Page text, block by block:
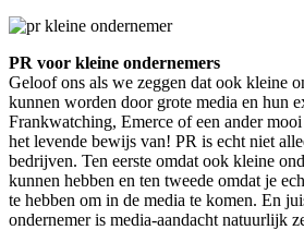
PR voor kleine ondernemers
Geloof ons als we zeggen dat ook kleine
kunnen worden door grote media en hun
Frankwatching, Emerce of een ander
het levende bewijs van! PR is echt niet
bedrijven. Ten eerste omdat ook kleine
kunnen hebben en ten tweede omdat je
te hebben om in de media te komen. En
ondernemer is media-aandacht natuurlijk